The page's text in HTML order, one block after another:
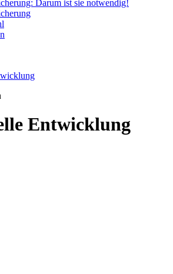
Darum ist sie notwendig!
Entwicklung